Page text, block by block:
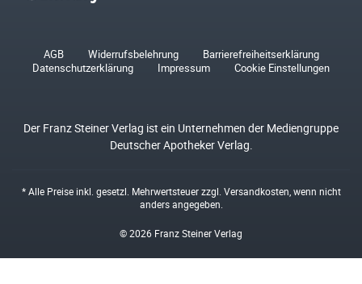
AGB Widerrufsbelehrung
Barrierefreiheitserklärung
Datenschutzerklärung
Impressum Cookie Einstellungen
Der Franz Steiner Verlag ist ein Unternehmen der Mediengruppe
Deutscher Apotheker Verlag.
* Alle Preise inkl. gesetzl. Mehrwertsteuer zzgl. Versandkosten , wenn nicht
anders angegeben.
© 2026 Franz Steiner Verlag